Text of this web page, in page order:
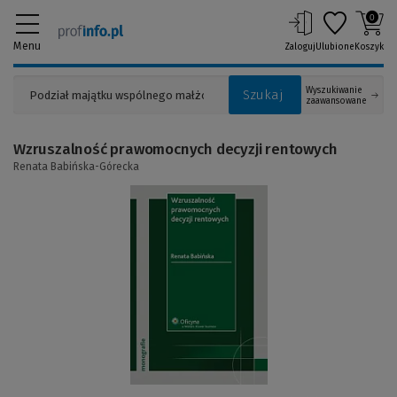
Menu
Szukaj
Wyszukiwanie
zaawansowane
ZalogujUlubione
0
Koszyk
Wzruszalność prawomocnych decyzji rentowych
Renata Babińska-Górecka